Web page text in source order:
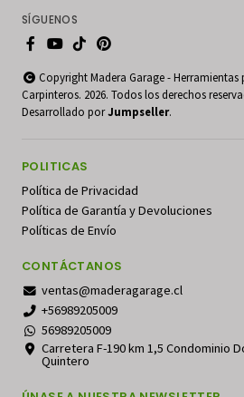
SÍGUENOS
Copyright Madera Garage - Herramientas
Carpinteros. 2026. Todos los derechos
Desarrollado porJumpseller.
POLITICAS
Política de Privacidad
Política de Garantía y Devoluciones
Políticas de Envío
CONTÁCTANOS
ventas@maderagarage.cl
+56989205009
56989205009
Carretera F-190 km 1,5 Condominio
Quintero